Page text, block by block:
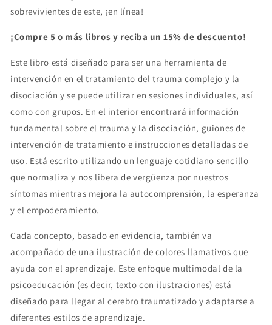
sobrevivientes de este, ¡en línea!
¡Compre 5 o más libros y reciba un 15% de descuento!
Este libro está diseñado para ser una herramienta de
intervención en el tratamiento del trauma complejo y la
disociación y se puede utilizar en sesiones individuales, así
como con grupos. En el interior encontrará información
fundamental sobre el trauma y la disociación, guiones de
intervención de tratamiento e instrucciones detalladas de
uso. Está escrito utilizando un lenguaje cotidiano sencillo
que normaliza y nos libera de vergüenza por nuestros
síntomas mientras mejora la autocomprensión, la esperanza
y el empoderamiento.
Cada concepto, basado en evidencia, también va
acompañado de una ilustración de colores llamativos que
ayuda con el aprendizaje. Este enfoque multimodal de la
psicoeducación (es decir, texto con ilustraciones) está
diseñado para llegar al cerebro traumatizado y adaptarse a
diferentes estilos de aprendizaje.